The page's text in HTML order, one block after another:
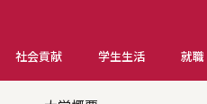
社会貢献 学生生活 就職